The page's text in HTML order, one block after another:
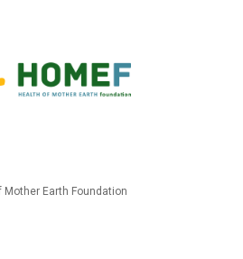
Mother Earth Foundation